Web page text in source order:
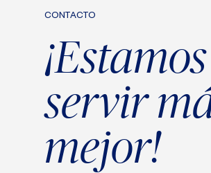
CONTACTO
servir
mejor!